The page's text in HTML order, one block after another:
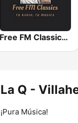
Free FM Classics Mexico
La Q -
¡Pura Música!